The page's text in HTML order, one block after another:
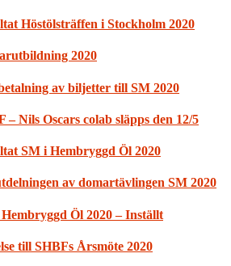
Höstölsträffen i Stockholm 2020
2020
av biljetter till SM 2020
– Nils Oscars colab släpps den 12/5
SM i Hembryggd Öl 2020
av domartävlingen SM 2020
Öl 2020 – Inställt
till SHBFs Årsmöte 2020